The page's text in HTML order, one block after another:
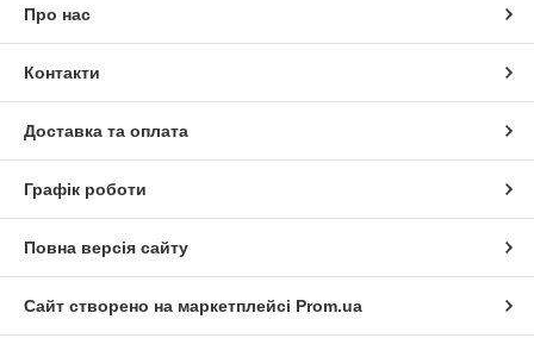
Про нас
Контакти
Доставка та оплата
Графік роботи
Повна версія сайту
Сайт створено на маркетплейсі Prom.ua